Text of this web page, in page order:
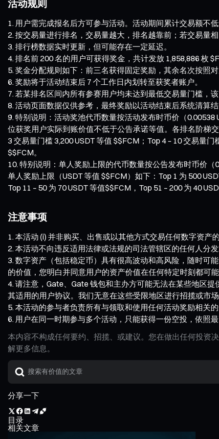
活动规则
用户需完成报名后方可参与活动。活动期间累计交易额不
按交易量进行排名，交易量越大，排名越靠前；若交易量
排行榜数据实时更新，但可能存在一定延迟。
排名前 200 名的用户可获得奖金，共计发放 1,858,886 枚
奖金分配规则如下：前三名获得固定奖励，其余名次按照
奖励将于活动结束后 7 个工作日内划转至获奖者账户。
若某排名区间内所有参赛用户均未达到最低交易量门槛，
活动页面数据仅供参考，最终奖励以活动结束后系统清算
特别说明：活动奖池代币数量按活动发布时币价（
位获奖用户实际到账价值不低于公告承诺等值。各排名阶梯
3 交易量门槛 3,200 USDT 等值 $$FCM；Top 4 – 10 交易量
$$FCM。
特别说明：单人奖励上限的代币数量按公告发布时币价
单人奖励上限（USDT 等值 $$FCM）如下：Top 1 为 500
Top 11 – 50 为 70 USDT 等值$$FCM，Top 51 – 200 为 40
注意事项
本活动 (i) 并非购买、出售或以其他方式交易任何数字资
本活动不向违反适用法律或法规的司法管辖区的任何人分
数字资产（包括稳定币）具有很高波动和高风险，随时可
的价值，您明白并同意用户的资产价值在任何特定时刻都可
请注意，Gate、Gate 钱包和主办方可能无法在某些地区
其适用的用户协议。我们无意在这些受限地区进行招揽或市
本活动的参与者负责所有与领取和使用任何活动奖励相关
用户在同一时期参与多个活动，只能获得一份空投，依照
本内容不构成任何要约、招揽、或建议。您在做出任何投资
解更多信息。
分享一下
目录
相关文章